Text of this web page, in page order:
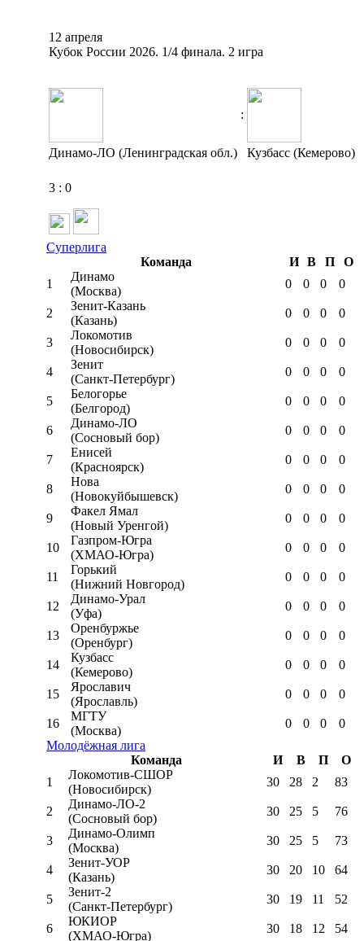
12 апреля
Кубок России 2026. 1/4 финала. 2 игра
:
Динамо-ЛО (Ленинградская обл.) Кузбасс (Кемерово)
3 : 0
Суперлига
Команда
И В П
О
1
Динамо
(Москва)
0 0 0 0
2
Зенит-Казань
(Казань)
0 0 0 0
3
Локомотив
(Новосибирск)
0 0 0 0
4
Зенит
(Санкт-Петербург)
0 0 0 0
5
Белогорье
(Белгород)
0 0 0 0
6
Динамо-ЛО
(Сосновый бор)
0 0 0 0
7
Енисей
(Красноярск)
0 0 0 0
8
Нова
(Новокуйбышевск)
0 0 0 0
9
Факел Ямал
(Новый Уренгой)
0 0 0 0
10
Газпром-Югра
(ХМАО-Югра)
0 0 0 0
11
Горький
(Нижний Новгород)
0 0 0 0
12
Динамо-Урал
(Уфа)
0 0 0 0
13
Оренбуржье
(Оренбург)
0 0 0 0
14
Кузбасс
(Кемерово)
0 0 0 0
15
Ярославич
(Ярославль)
0 0 0 0
16
МГТУ
(Москва)
0 0 0
0
Молодёжная лига
Команда
И В П
О
1
Локомотив-CШОР
(Новосибирск)
30 28 2 83
2
Динамо-ЛО-2
(Сосновый бор)
30 25 5 76
3
Динамо-Олимп
(Москва)
30 25 5 73
4
Зенит-УОР
(Казань)
30 20 10 64
5
Зенит-2
(Санкт-Петербург)
30 19 11 52
6
ЮКИОР
(ХМАО-Югра)
30 18 12 54